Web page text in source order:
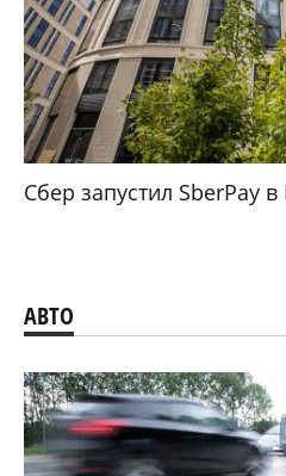
Сбер запустил SberPay в
АВТО